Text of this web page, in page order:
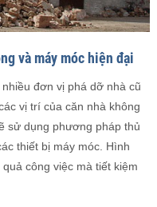
và máy móc hiện đại
đơn vị phá dỡ nhà cũ
vị trí của căn nhà không
sử dụng phương pháp thủ
thiết bị máy móc. Hình
công việc mà tiết kiệm